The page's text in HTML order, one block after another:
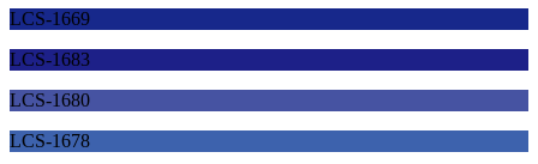
LCS-1669
LCS-1683
LCS-1680
LCS-1678